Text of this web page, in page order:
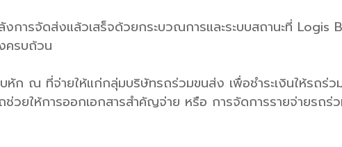
การจัดส่งแล้วเสร็จด้วยกระบวณการและระบบสถานะที่ Logis
ครบถ้วน
หัก ณ ที่จ่ายให้แก่กลุ่มบริษัทรถร่วมขนส่ง เพื่อชำระเงินให้รถร่
วยให้การออกเอกสารสำคัญจ่าย หรือ การจัดการรายจ่ายรถร่